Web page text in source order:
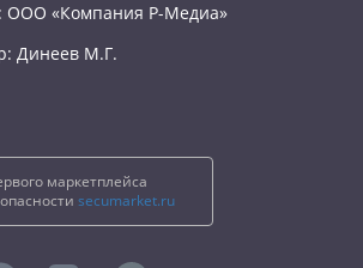
ООО «Компания Р-Медиа»
Динеев М.Г.
маркетплейса
secumarket.ru